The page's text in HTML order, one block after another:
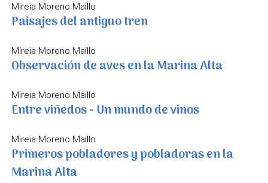
Mireia Moreno Maillo
Paisajes del antiguo tren
Mireia Moreno Maillo
Observación de aves en la Marina Alta
Mireia Moreno Maillo
Entre viñedos - Un mundo de vinos
Mireia Moreno Maillo
Primeros pobladores y pobladoras en la
Marina Alta